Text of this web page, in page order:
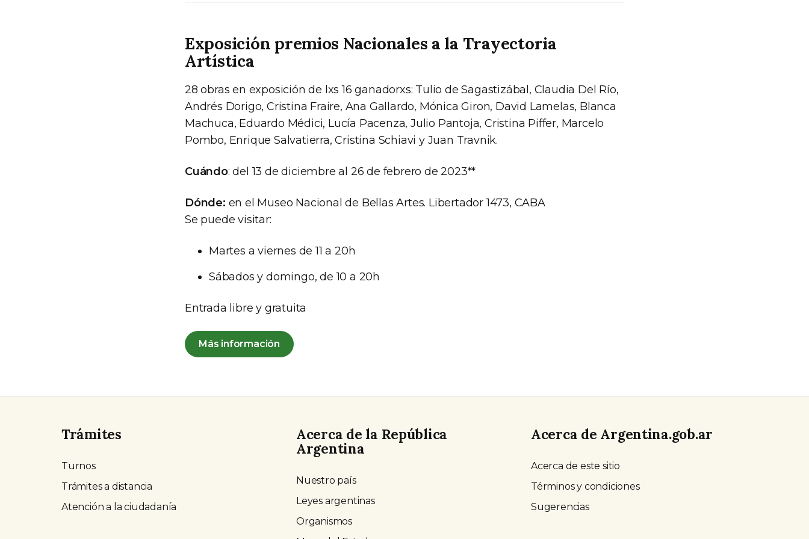
Exposición premios Nacionales a la Trayectoria
Artística
28 obras en exposición de lxs 16 ganadorxs: Tulio de Sagastizábal, Claudia Del Río,
Andrés Dorigo, Cristina Fraire, Ana Gallardo, Mónica Giron, David Lamelas, Blanca
Machuca, Eduardo Médici, Lucía Pacenza, Julio Pantoja, Cristina Piffer, Marcelo
Pombo, Enrique Salvatierra, Cristina Schiavi y Juan Travnik.
Cuándo: del 13 de diciembre al 26 de febrero de 2023**
Dónde: en el Museo Nacional de Bellas Artes. Libertador 1473, CABA
Se puede visitar:
Martes a viernes de 11 a 20h
Sábados y domingo, de 10 a 20h
Entrada libre y gratuita
Más información
Trámites
Turnos
Trámites a distancia
Atención a la ciudadanía
Acerca de la República
Argentina
Nuestro país
Leyes argentinas
Organismos
Acerca de Argentina.gob.ar
Acerca de este sitio
Términos y condiciones
Sugerencias